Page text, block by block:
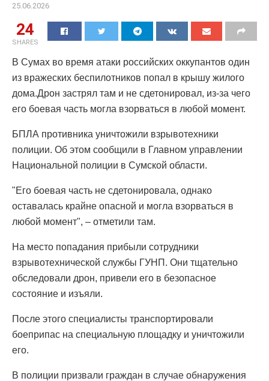
25.06.2026
24
SHARES
В Сумах во время атаки российских оккупантов один
из вражеских беспилотников попал в крышу жилого
дома.Дрон застрял там и не сдетонировал, из-за чего
его боевая часть могла взорваться в любой момент.
БПЛА противника уничтожили взрывотехники
полиции. Об этом сообщили в Главном управлении
Национальной полиции в Сумской области.
"Его боевая часть не сдетонировала, однако
оставалась крайне опасной и могла взорваться в
любой момент", – отметили там.
На место попадания прибыли сотрудники
взрывотехнической службы ГУНП. Они тщательно
обследовали дрон, привели его в безопасное
состояние и изъяли.
После этого специалисты транспортировали
боеприпас на специальную площадку и уничтожили
его.
В полиции призвали граждан в случае обнаружения